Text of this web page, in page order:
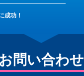
成功！
お問い合わせ